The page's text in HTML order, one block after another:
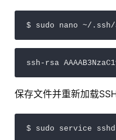
$ sudo nano ~/.ssh/
ssh-rsa
保存文件并重新加载SSH
$ sudo service